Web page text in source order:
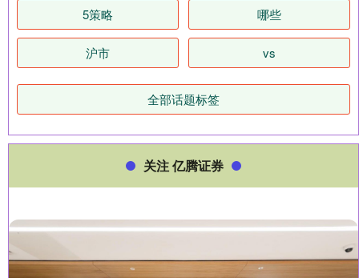
5策略 哪些
沪市 vs
全部话题标签
关注 亿腾证券